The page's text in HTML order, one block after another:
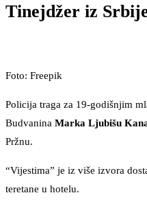
Tinejdžer iz
Foto: Freepik
Policija traga za 19-godišnjim
Budvanina Marka Ljubišu
Pržnu.
“Vijestima” je iz više izvora
teretane u hotelu.